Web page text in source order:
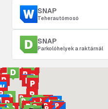
SNAP
Teherautómosó
SNAP
Parkolóhelyek a raktárnál